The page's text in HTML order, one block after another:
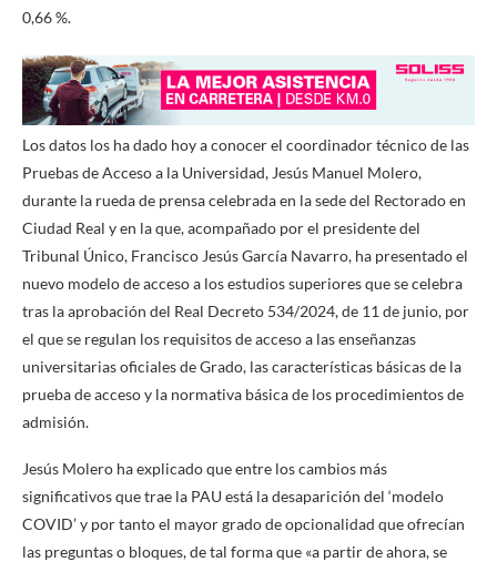
0,66 %.
Los datos los ha dado hoy a conocer el coordinador técnico de las
Pruebas de Acceso a la Universidad, Jesús Manuel Molero,
durante la rueda de prensa celebrada en la sede del Rectorado en
Ciudad Real y en la que, acompañado por el presidente del
Tribunal Único, Francisco Jesús García Navarro, ha presentado el
nuevo modelo de acceso a los estudios superiores que se celebra
tras la aprobación del Real Decreto 534/2024, de 11 de junio, por
el que se regulan los requisitos de acceso a las enseñanzas
universitarias oficiales de Grado, las características básicas de la
prueba de acceso y la normativa básica de los procedimientos de
admisión.
Jesús Molero ha explicado que entre los cambios más
significativos que trae la PAU está la desaparición del ‘modelo
COVID’ y por tanto el mayor grado de opcionalidad que ofrecían
las preguntas o bloques, de tal forma que «a partir de ahora, se